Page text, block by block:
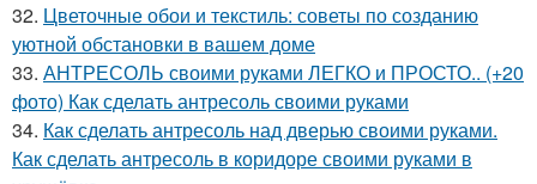
32. Цветочные обои и текстиль: советы по созданию
уютной обстановки в вашем доме
33. АНТРЕСОЛЬ своими руками ЛЕГКО и ПРОСТО.. (+20
фото) Как сделать антресоль своими руками
34. Как сделать антресоль над дверью своими руками.
Как сделать антресоль в коридоре своими руками в